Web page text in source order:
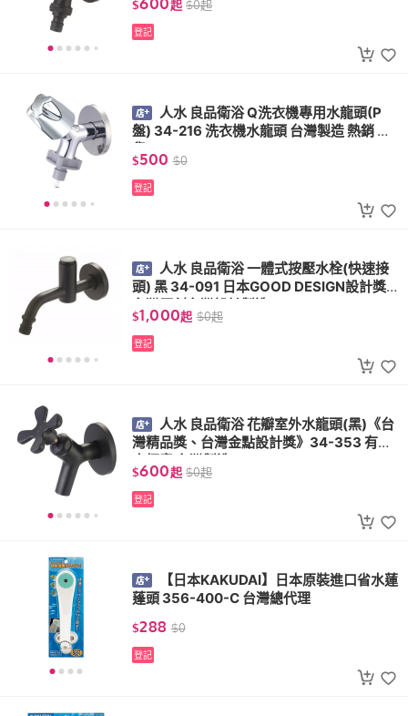
$ 起 $0起
登記
人水 良品衛浴 Q洗衣機專用水龍頭(P
盤) 34-216 洗衣機水龍頭 台灣製造 熱銷 現
貨
$500 $0
登記
人水 良品衛浴 一體式按壓水栓(快速接
頭) 黑 34-091 日本GOOD DESIGN設計獎
台灣原創台灣設計製造
$1,000起 $0起
登記
人水 良品衛浴 花瓣室外水龍頭(黑)《台
灣精品獎、台灣金點設計獎》34-353 有省
水標章 台灣製造
$600起 $0起
登記
【日本KAKUDAI】日本原裝進口省水蓮
蓬頭 356-400-C 台灣總代理
$288 $0
登記